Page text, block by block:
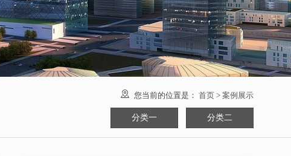
 您当前的位置是： 首页 > 案例展示
分类一 分类二